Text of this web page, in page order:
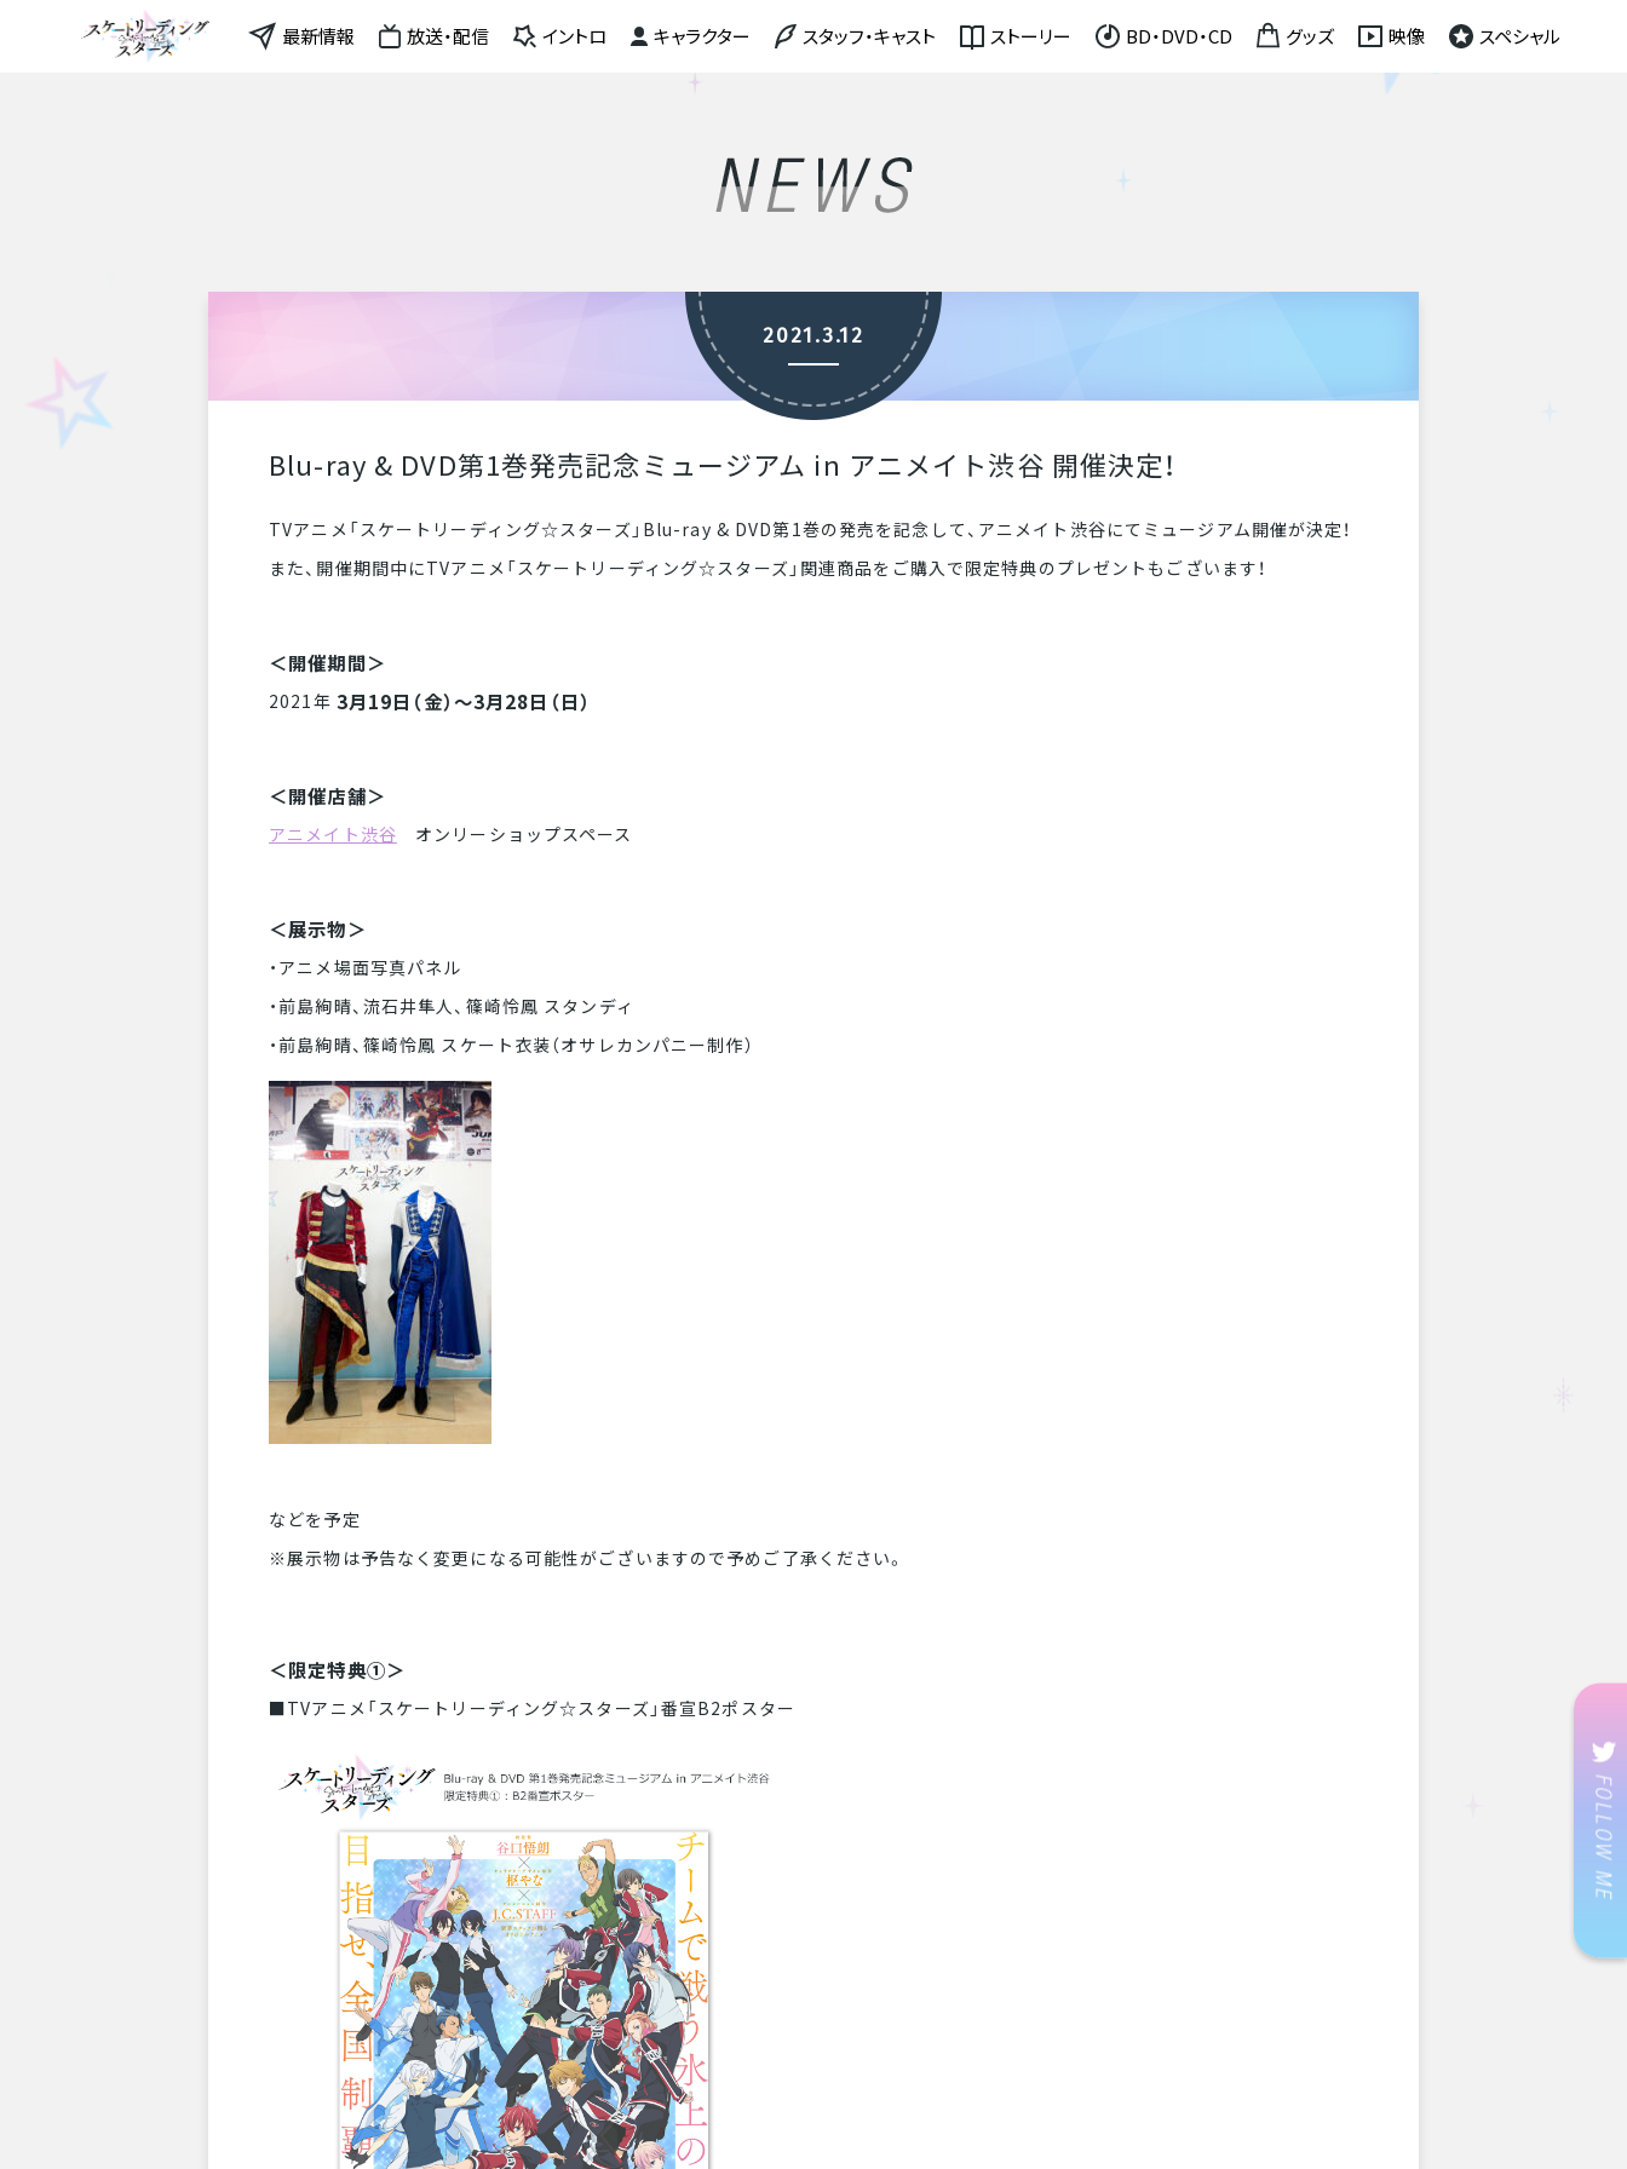
最新情報 放送・配信 イントロ キャラクター スタッフ・キャスト ストーリー BD・DVD・CD グッズ 映像 スペシャル
2021.3.12
Blu-ray & DVD第1巻発売記念ミュージアム in アニメイト渋谷 開催決定！
TVアニメ「スケートリーディング☆スターズ」Blu-ray & DVD第1巻の発売を記念して、アニメイト渋谷にてミュージアム開催が決定！
また、開催期間中にTVアニメ「スケートリーディング☆スターズ」関連商品をご購入で限定特典のプレゼントもございます！
＜開催期間＞
2021年 3月19日（金）～3月28日（日）
＜開催店舗＞
アニメイト渋谷 オンリーショップスペース
＜展示物＞
・アニメ場面写真パネル
・前島絢晴、流石井隼人、篠崎怜鳳 スタンディ
・前島絢晴、篠崎怜鳳 スケート衣装（オサレカンパニー制作）
などを予定
※展示物は予告なく変更になる可能性がございますので予めご了承ください。
＜限定特典①＞
■TVアニメ「スケートリーディング☆スターズ」番宣B2ポスター